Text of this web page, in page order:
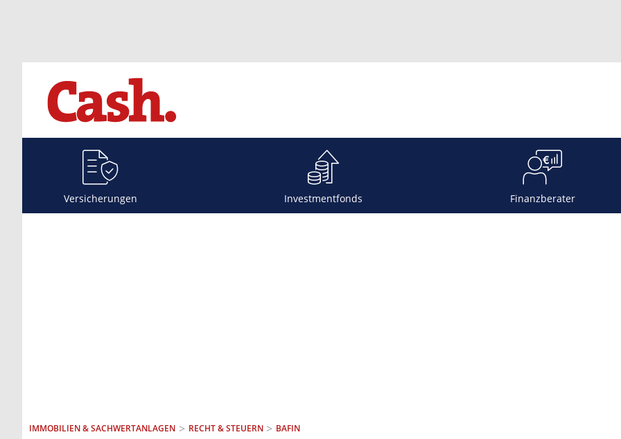
Versicherungen Investmentfonds Finanzberater
IMMOBILIEN & SACHWERTANLAGEN RECHT & STEUERN BAFIN